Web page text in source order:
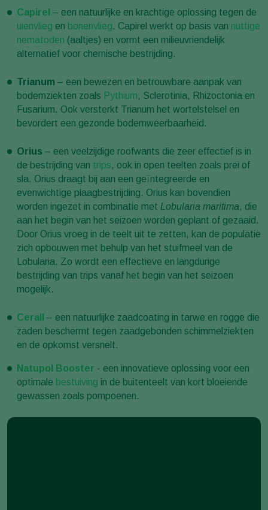
Capirel – een natuurlijke en krachtige oplossing tegen de
uienvlieg en bonenvlieg. Capirel werkt op basis van nuttige
nematoden (aaltjes) en vormt een milieuvriendelijk
alternatief voor chemische bestrijding.
Trianum – een bewezen en betrouwbare aanpak van
bodemziekten zoals Pythium, Sclerotinia, Rhizoctonia en
Fusarium. Ook versterkt Trianum het wortelstelsel en
bevordert een gezonde bodemweerbaarheid.
Orius – een veelzijdige roofwants die zeer effectief is in
de bestrijding van trips, ook in open teelten zoals prei of
sla. Orius draagt bij aan een geïntegreerde en
evenwichtige plaagbestrijding. Orius kan bovendien
worden ingezet in combinatie met Lobularia maritima, die
aan het begin van het seizoen worden geplant of gezaaid.
Door Orius vroeg in de teelt uit te zetten, kan de populatie
zich opbouwen met behulp van het stuifmeel van de
Lobularia. Zo wordt een effectieve en langdurige
bestrijding van trips vanaf het begin van het seizoen
mogelijk.
Cerall
– een natuurlijke zaadcoating in tarwe en rogge die
zaden beschermt tegen zaadgebonden schimmelziekten
en de opkomst versnelt.
Natupol Booster - een innovatieve oplossing voor een
optimale bestuiving in de buitenteelt van kort bloeiende
gewassen zoals pompoenen.